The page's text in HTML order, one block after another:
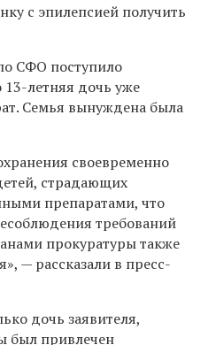
с эпилепсией получить
СФО поступило
летняя дочь уже
Семья вынуждена была
своевременно
страдающих
препаратами, что
требований
прокуратуры также
— рассказали в пресс-
дочь заявителя,
был привлечен